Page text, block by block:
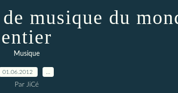
musique du
entier
Musique
01.06.2012
Par JiCé